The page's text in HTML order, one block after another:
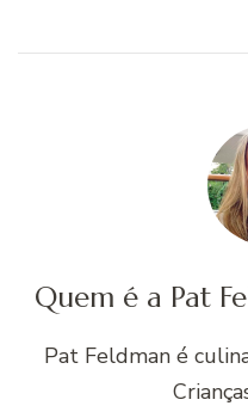
Quem é a Pat
Pat Feldman é